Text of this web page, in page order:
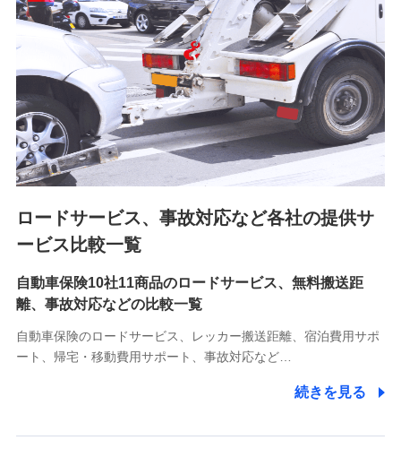
7.社員（従業者）の個人情報
人事･勤怠･健康・労務等の管理、給与支給、福利厚生・採用
退職関連処理等の各種手続きのため、当社と従業員または従
業員同士の連絡のため
8.取引先個人情報
取引先としての選定業務、営業情報の提供業務、契約締結手
続き業務、取引管理業務、およびこれらに準ずる業務の遂行
のため
9.お問い合わせ情報
各種お問い合わせに対応するため
10.受託業務の 個人情報
受託業務の遂行およびこれらに準ずる業務の遂行のため
11.マイカー通勤管理クラウド並びに法人向けASPサー
をお送りするため
ロードサービス、事故対応など各社の提供サ
ービス比較一覧
自動車保険10社11商品のロードサービス、無料搬送距
離、事故対応などの比較一覧
自動車保険のロードサービス、レッカー搬送距離、宿泊費用サポ
ート、帰宅・移動費用サポート、事故対応など…
続きを見る